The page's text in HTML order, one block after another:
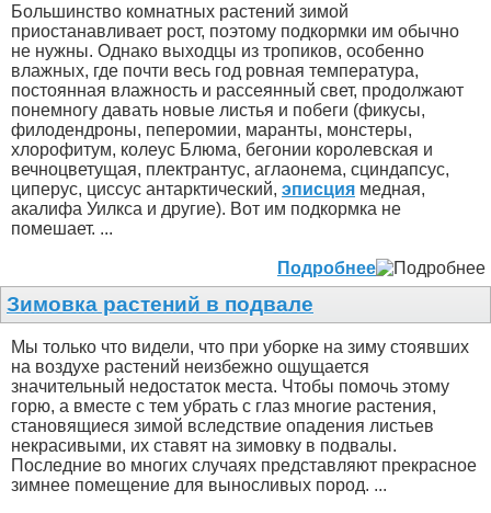
Большинство комнатных растений зимой
приостанавливает рост, поэтому подкормки им обычно
не нужны. Однако выходцы из тропиков, особенно
влажных, где почти весь год ровная температура,
постоянная влажность и рассеянный свет, продолжают
понемногу давать новые листья и побеги (фикусы,
филодендроны, пеперомии, маранты, монстеры,
хлорофитум, колеус Блюма, бегонии королевская и
вечноцветущая, плектрантус, аглаонема, сциндапсус,
циперус, циссус антарктический, эписция медная,
акалифа Уилкса и другие). Вот им подкормка не
помешает. ...
Подробнее
Зимовка растений в подвале
Мы только что видели, что при уборке на зиму стоявших
на воздухе растений неизбежно ощущается
значительный недостаток места. Чтобы помочь этому
горю, а вместе с тем убрать с глаз многие растения,
становящиеся зимой вследствие опадения листьев
некрасивыми, их ставят на зимовку в подвалы.
Последние во многих случаях представляют прекрасное
зимнее помещение для выносливых пород. ...